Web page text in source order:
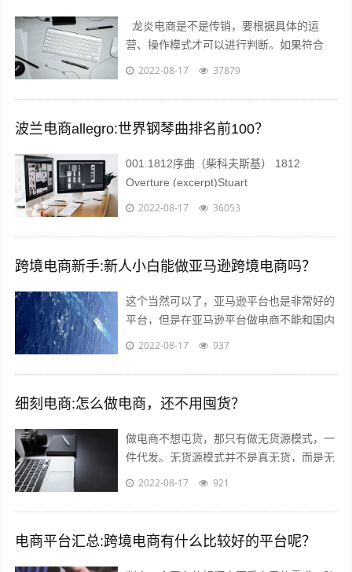
龙炎电商是不是传销，要根据具体的运
营、操作模式才可以进行判断。如果符合
《禁止传销条例》第二条、第七条所规定的
传...
2022-08-17 37879
波兰电商allegro:世界钢琴曲排名前100？
001.1812序曲（柴科夫斯基） 1812
Overture (excerpt)Stuart
Challender;Sydney Symphony...
2022-08-17 36053
跨境电商新手:新人小白能做亚马逊跨境电商吗？
这个当然可以了，亚马逊平台也是非常好的
平台，但是在亚马逊平台做电商不能和国内
做电商似的刷单，这样会给你带来巨大的损
2022-08-17 937
细刻电商:怎么做电商，还不用囤货？
做电商不想屯货，那只有做无货源模式，一
件代发。无货源模式并不是真无货，而是无
需自己屯货。到货源网去采集，用一件代发
2022-08-17 921
电商平台汇总:跨境电商有什么比较好的平台呢？